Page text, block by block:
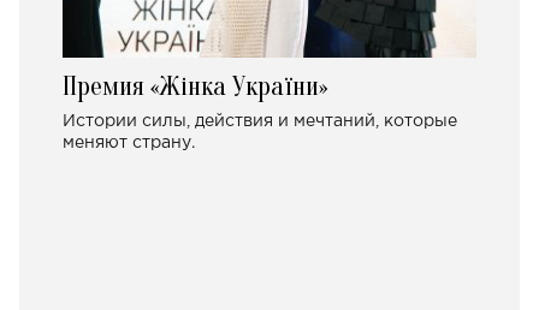
Премия «Жінка України»
Истории силы, действия и мечтаний, которые
меняют страну.